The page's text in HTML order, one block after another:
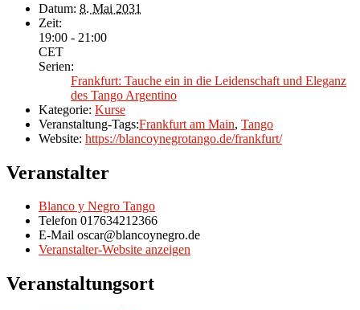
Datum: 8. Mai 2031
Zeit:
19:00 - 21:00
CET
Serien:
Frankfurt: Tauche ein in die Leidenschaft und Eleganz
des Tango Argentino
Kategorie: Kurse
Veranstaltung-Tags:Frankfurt am Main, Tango
Website: https://blancoynegrotango.de/frankfurt/
Veranstalter
Blanco y Negro Tango
Telefon 017634212366
E-Mail oscar@blancoynegro.de
Veranstalter-Website anzeigen
Veranstaltungsort